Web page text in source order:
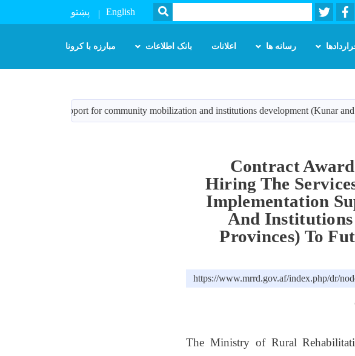
Youtube
Facebook
Twitter
Search
SEARCH
English پښتو
رسانه ها اعلانات بانک اطلاعات مبارزه با کرونا
support for community mobilization and institutions development (Kunar
Contract
Hiring The
Implementation
And
Provinces) To
https://www.mrrd.gov.af/index.php/dr/
The Ministry of Rural